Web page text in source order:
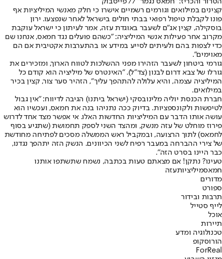
קצינים במילואים וגורמים רשמיים אישרו כי חלק מאנשי המיליציות אף
פונו לקבלת טיפול רפואי בבתי חולים בישראל לאחר שנפצעו. ירון
בוסקילה, קצין אג"ם לשעבר באוגדת עזה, אמר לעיתון כי ישראל עוקבת
מקרוב אחר פעילות אנשי המיליציה: "כשהם פועלים נגד חמאס, אנחנו שם
כדי לצפות בהם ולעיתים לסייע במידע או בהתערבות אקטיבית אם הם
מאוימים".
גורמי ביטחון לשעבר הזהירו מפני ההשלכות לטווח הארוך, ומזכירים את
גורלו של צבא דרום לבנון (צד"ל). "האינטרס של מיליציה הוא קודם כל
המיליציה עצמה, והיא עלולה להתהפך עליך", הזהיר סער צור, קצין בכיר
במילואים.
חברת הכנסת יוליה מלינובסקי (ישראל ביתנו) הגיבה לדיווח: "אין גבול
לטיפשות ולקונספציות. בדיוק ככה נתניהו בנה את חמאס, ועכשיו הוא
עושה אותו הדבר עם המיליציות החדשות האלו. אי אפשר מצד אחד לדרוש
פירוז מוחלט של עזה מנשק, ומהצד השני לספק תחמושת (שתגיע בסוף
לחמאס) לתוך הרצועה, ובמקביל ראש הממשלה מסכים לפתיחה מחודשת
של צירי ההברחה במעבר רפיח לשני הכיוונים. הנשק הזה יתהפך נגדנו,
כבר היינו בסרט הזה".
טעינו? נתקן! אם מצאתם טעות בכתבה, נשמח שתשתפו אותנו
חמאסמיליציותעזה
מדורים
ספורט
תרבות ובידור
לייף סטייל
אוכל
תיירות
טכנולוגיה ומדע
הורוסקופ
ForReal